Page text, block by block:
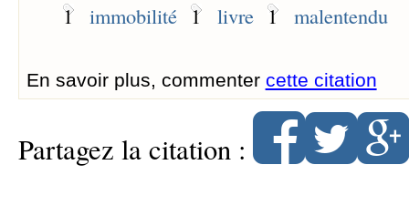
1 immobilité 1 livre 1 malentendu
En savoir plus, commenter cette citation
Partagez la citation :